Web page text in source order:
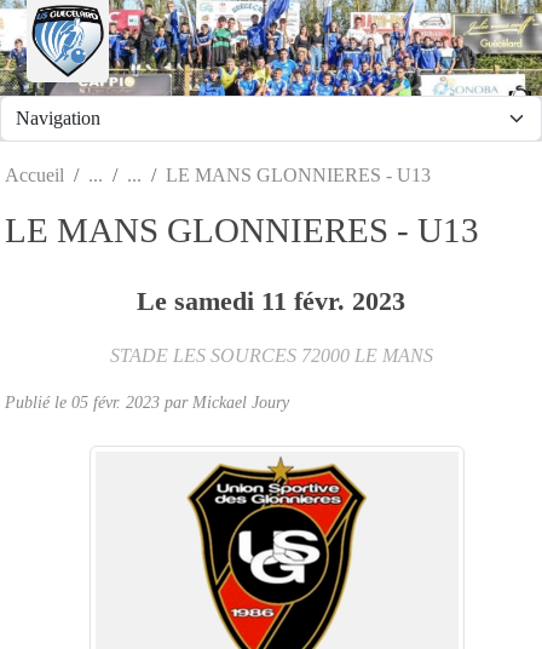
Accueil LE MANS GLONNIERES - U13
LE MANS GLONNIERES - U13
Le samedi 11 févr. 2023
STADE LES SOURCES 72000 LE MANS
Publié le 05 févr. 2023 par Mickael Joury
Panneau de gestion des cookies